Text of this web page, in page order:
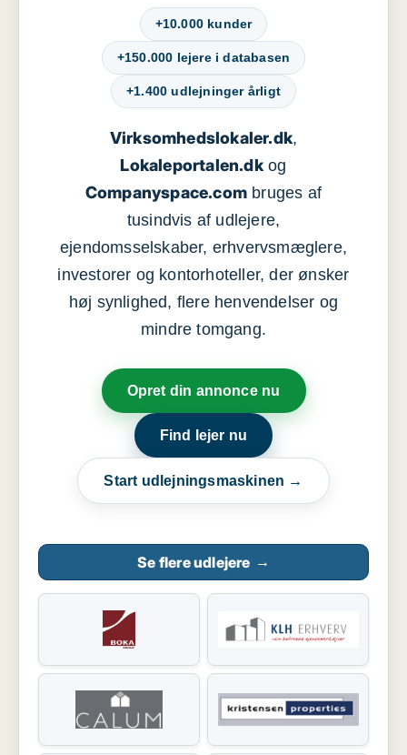
+10.000 kunder
+150.000 lejere i databasen
+1.400 udlejninger årligt
Virksomhedslokaler.dk,
Lokaleportalen.dkog
Companyspace.com bruges af
tusindvis af udlejere,
ejendomsselskaber, erhvervsmæglere,
investorer og kontorhoteller, der ønsker
høj synlighed, flere henvendelser og
mindre tomgang.
Opret din annonce nu
Find lejer nu
Start udlejningsmaskinen →
Se flere udlejere →